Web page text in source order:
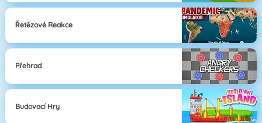
Řetězové Reakce
Přehrad
Budovací Hry